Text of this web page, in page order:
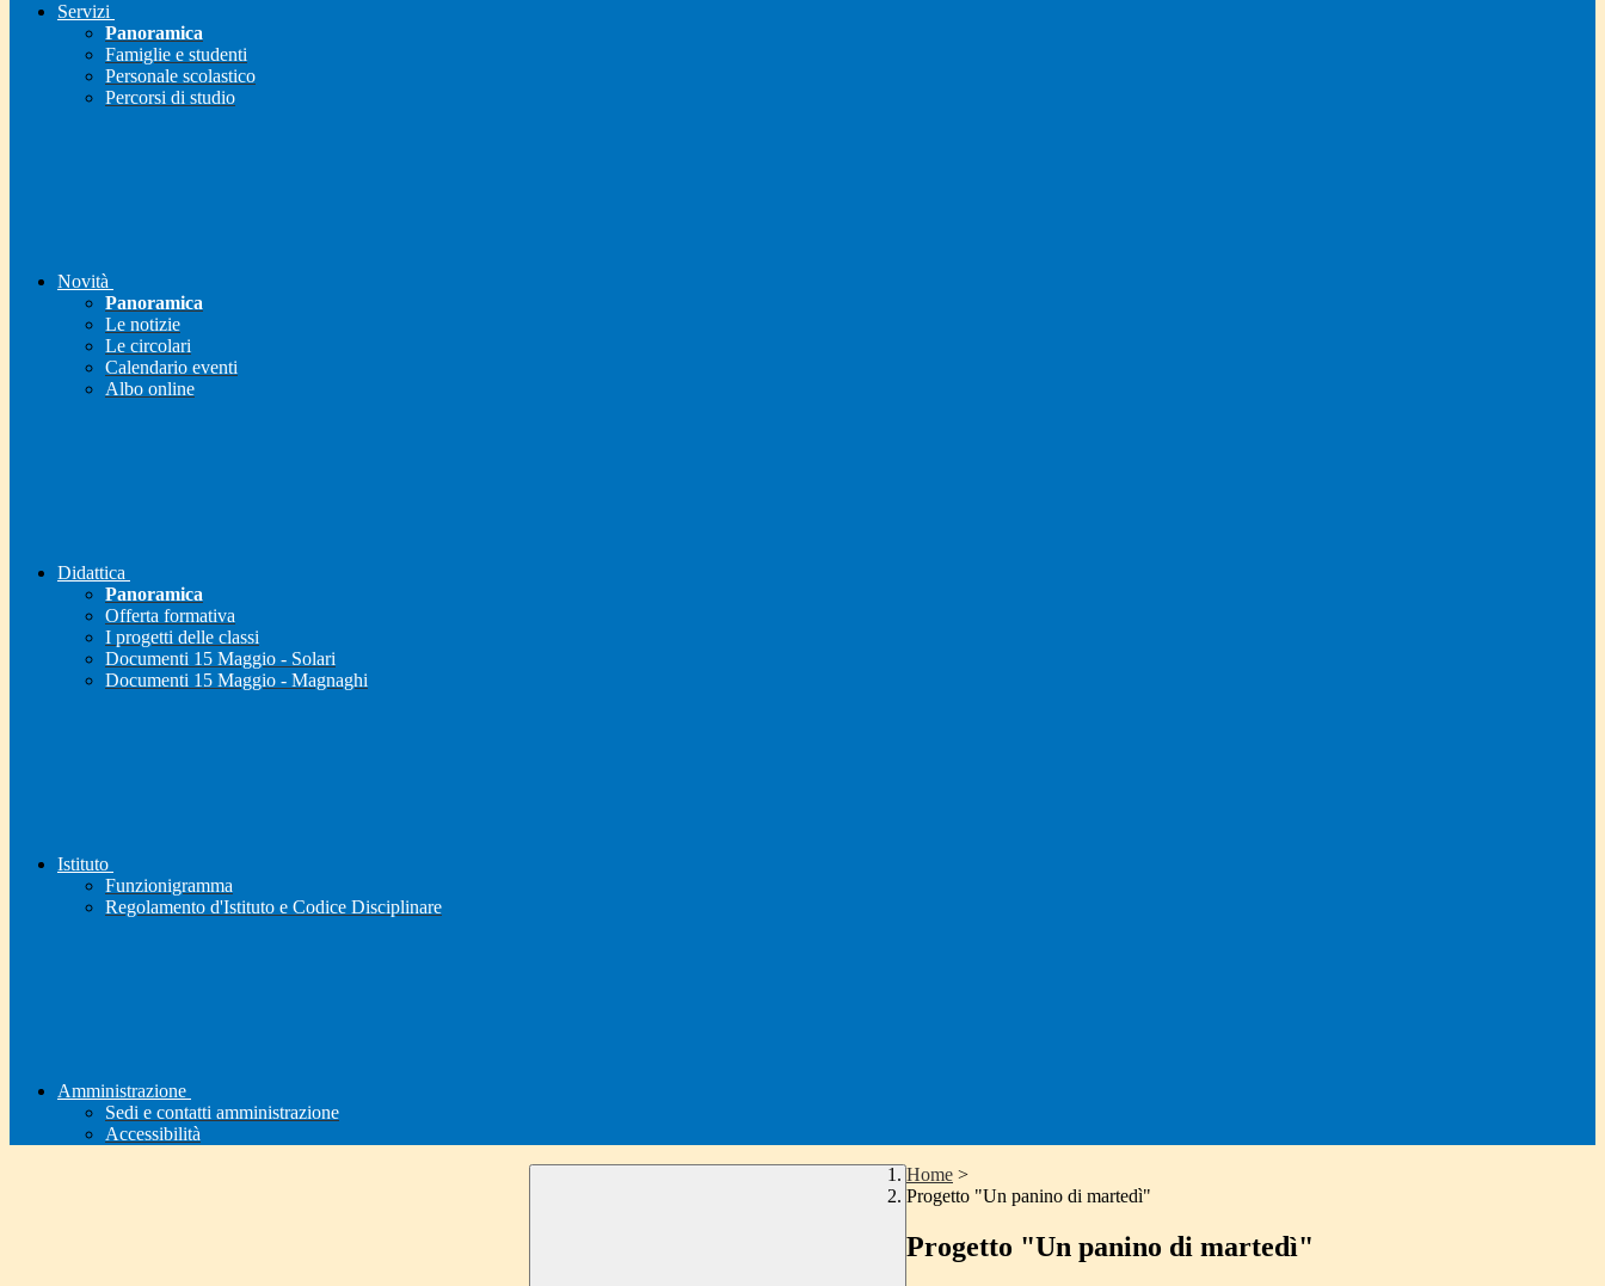
Servizi
Panoramica
Famiglie e studenti
Personale scolastico
Percorsi di studio
Novità
Panoramica
Le notizie
Le circolari
Calendario eventi
Albo online
Didattica
Panoramica
Offerta formativa
I progetti delle classi
Documenti 15 Maggio - Solari
Documenti 15 Maggio - Magnaghi
Istituto
Funzionigramma
Regolamento d'Istituto e Codice Disciplinare
Amministrazione
Sedi e contatti amministrazione
Accessibilità
Home >
Progetto "Un panino di martedì"
Progetto "Un panino di martedì"